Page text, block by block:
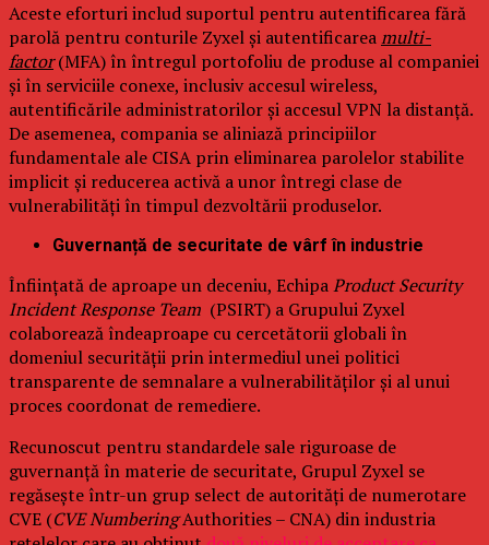
Aceste eforturi includ suportul pentru autentificarea fără
parolă pentru conturile Zyxel și autentificareamulti-
factor(MFA) în întregul portofoliu de produse al companiei
și în serviciile conexe, inclusiv accesul wireless,
autentificările administratorilor și accesul VPN la distanță.
De asemenea, compania se aliniază principiilor
fundamentale ale CISA prin eliminarea parolelor stabilite
implicit și reducerea activă a unor întregi clase de
vulnerabilități în timpul dezvoltării produselor.
Guvernanță de securitate de vârf în industrie
Înființată de aproape un deceniu, EchipaProduct Security
Incident Response Team (PSIRT) a Grupului Zyxel
colaborează îndeaproape cu cercetătorii globali în
domeniul securității prin intermediul unei politici
transparente de semnalare a vulnerabilităților și al unui
proces coordonat de remediere.
Recunoscut pentru standardele sale riguroase de
guvernanță în materie de securitate, Grupul Zyxel se
regăsește într-un grup select de autorități de numerotare
CVE (CVE NumberingAuthorities – CNA) din industria